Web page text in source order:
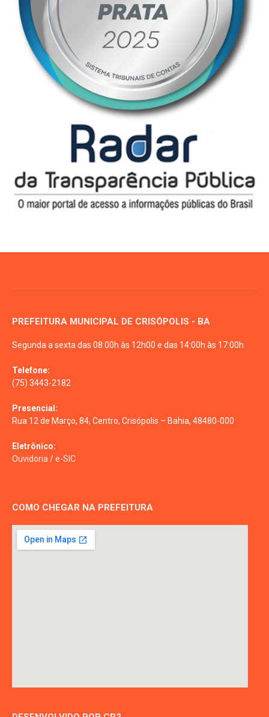
PREFEITURA MUNICIPAL DE CRISÓPOLIS - BA
Segunda a sexta das 08:00h às 12h00 e das 14:00h às 17:00h
Telefone:
(75) 3443-2182
Presencial:
Rua 12 de Março, 84, Centro, Crisópolis – Bahia, 48480-000
Eletrônico:
Ouvidoria/e-SIC
COMO CHEGAR NA PREFEITURA